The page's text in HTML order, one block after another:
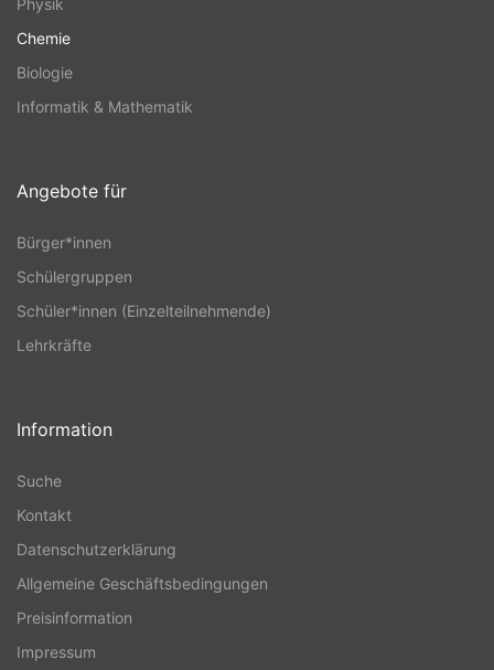
Physik
Chemie
Biologie
Informatik & Mathematik
Angebote für
Bürger*innen
Schülergruppen
Schüler*innen (Einzelteilnehmende)
Lehrkräfte
Information
Suche
Kontakt
Datenschutzerklärung
Allgemeine Geschäftsbedingungen
Preisinformation
Impressum